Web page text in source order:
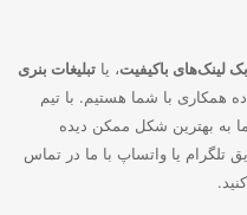
بک لینک‌های باکیفیت، یا تبلیغات بنری
همکاری با شما هستیم. با تیم
به بهترین شکل ممکن دیده
تلگرام یا واتساپ با ما در تماس